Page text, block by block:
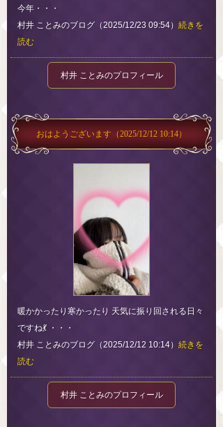
今年・・・
村井 ことみのブログ（2025/12/23 09:54） 続きを
読む
村井 ことみのプロフィール
おはようございます （2025/12/12 10:14）
暖かかったり寒かったり 天気に振り回される日々
ですね💃 ・・・
村井 ことみのブログ（2025/12/12 10:14） 続きを
読む
村井 ことみのプロフィール